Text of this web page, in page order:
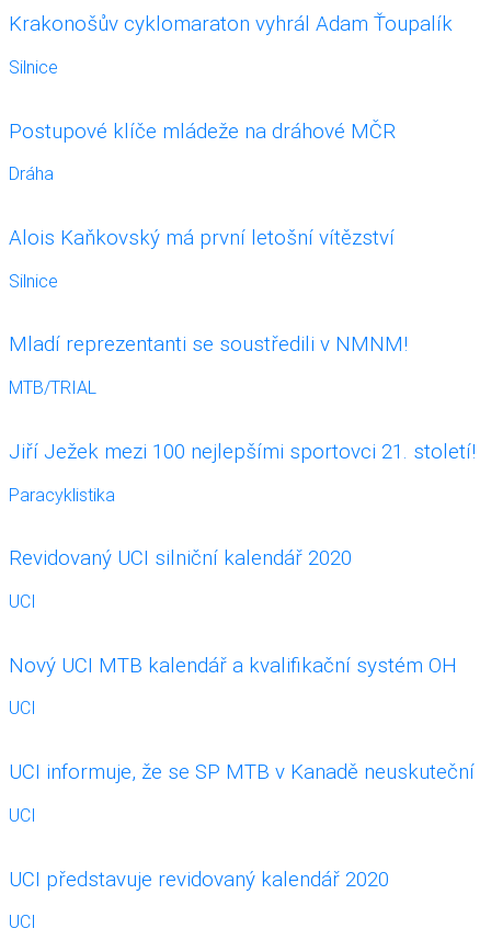
Krakonošův cyklomaraton vyhrál Adam Ťoupalík
Silnice
Postupové klíče mládeže na dráhové MČR
Dráha
Alois Kaňkovský má první letošní vítězství
Silnice
Mladí reprezentanti se soustředili v NMNM!
MTB/TRIAL
Jiří Ježek mezi 100 nejlepšími sportovci 21. století!
Paracyklistika
Revidovaný UCI silniční kalendář 2020
UCI
Nový UCI MTB kalendář a kvalifikační systém OH
UCI
UCI informuje, že se SP MTB v Kanadě neuskuteční
UCI
UCI představuje revidovaný kalendář 2020
UCI